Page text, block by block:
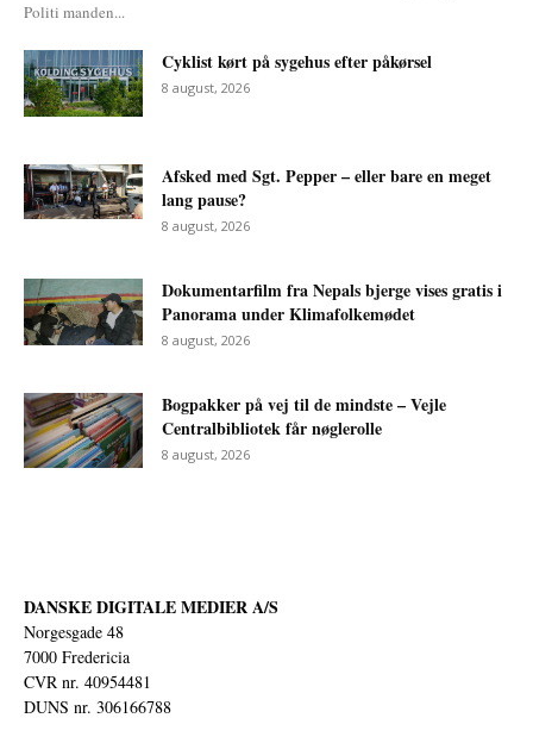
Politi manden...
Cyklist kørt på sygehus efter påkørsel
8 august, 2026
Afsked med Sgt. Pepper – eller bare en meget
lang pause?
8 august, 2026
Dokumentarfilm fra Nepals bjerge vises gratis i
Panorama under Klimafolkemødet
8 august, 2026
Bogpakker på vej til de mindste – Vejle
Centralbibliotek får nøglerolle
8 august, 2026
DANSKE DIGITALE MEDIER A/S
Norgesgade 48
7000 Fredericia
CVR nr. 40954481
DUNS nr. 306166788